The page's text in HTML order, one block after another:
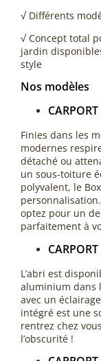
√ Différents
√ Concept total
jardin
style
Nos modèles
Finies dans les
modernes
détaché ou
un sous-toiture
polyvalent, le
optez pour un
parfaitement à
L’abri est
aluminium dans
avec un
intégré est une
rentrez chez
l’obscurité !